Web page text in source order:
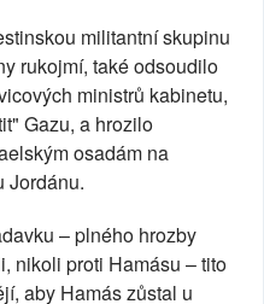
militantní skupinu
rukojmí, také odsoudilo
ministrů kabinetu,
Gazu, a hrozilo
osadám na
Jordánu.
– plného hrozby
nikoli proti Hamásu – tito
aby Hamás zůstal u